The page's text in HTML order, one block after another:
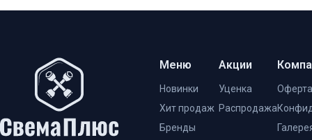
Меню
Новинки
Хит продаж
Бренды
Акции
Уценка
Распродажа
Оферта